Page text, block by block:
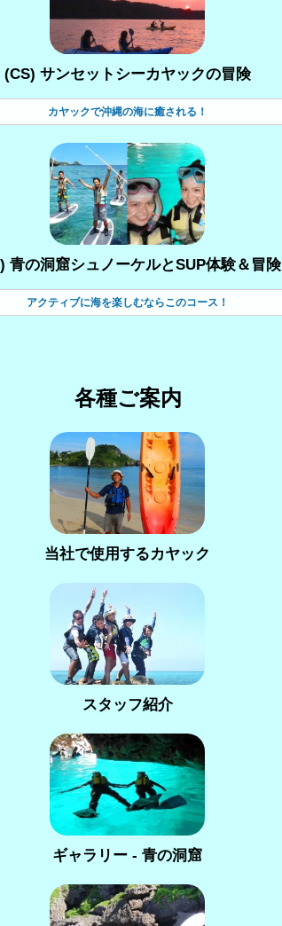
(CS) サンセットシーカヤックの冒険
カヤックで沖縄の海に癒される！
青の洞窟シュノーケルとSUP体験＆冒険
アクティブに海を楽しむならこのコース！
各種ご案内
当社で使用するカヤック
スタッフ紹介
ギャラリー - 青の洞窟